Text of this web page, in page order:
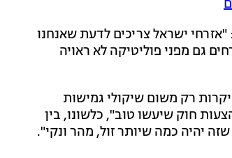
ישראל צריכים לדעת שאנחנו
גם מפני פוליטיקה לא ראויה
רק משום שיקולי גמישות
חוק שיעשו טוב", כלשונו, בין
יהיה כמה שיותר זול, מהר ונקי".